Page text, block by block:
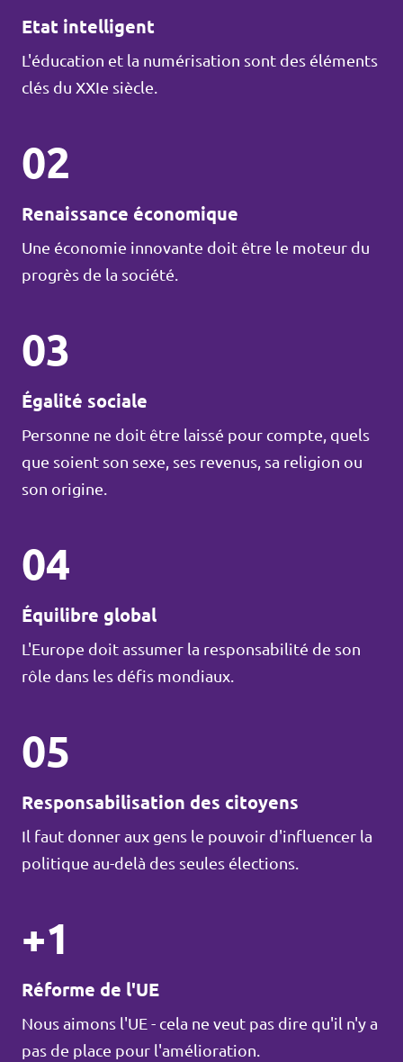
Etat intelligent
L'éducation et la numérisation sont des éléments
clés du XXIe siècle.
02
Renaissance économique
Une économie innovante doit être le moteur du
progrès de la société.
03
Égalité sociale
Personne ne doit être laissé pour compte, quels
que soient son sexe, ses revenus, sa religion ou
son origine.
04
Équilibre global
L'Europe doit assumer la responsabilité de son
rôle dans les défis mondiaux.
05
Responsabilisation des citoyens
Il faut donner aux gens le pouvoir d'influencer la
politique au-delà des seules élections.
+1
Réforme de l'UE
Nous aimons l'UE - cela ne veut pas dire qu'il n'y a
pas de place pour l'amélioration.